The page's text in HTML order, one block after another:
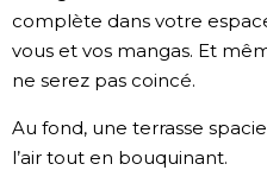
complète dans votre
vous et vos mangas. Et
ne serez pas coincé.
Au fond, une terrasse
l’air tout en bouquinant.